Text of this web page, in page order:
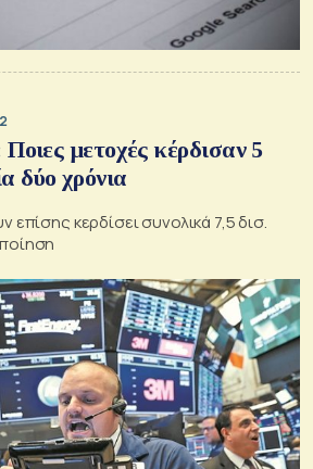
μετοχές κέρδισαν 5
δύο χρόνια
επίσης κερδίσει συνολικά 7,5 δισ.